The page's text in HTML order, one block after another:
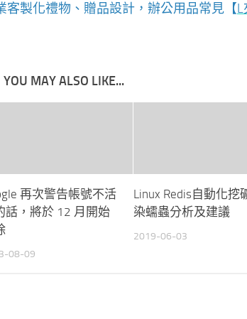
客製化禮物、贈品設計，辦公用品常見【L
YOU MAY ALSO LIKE...
再次警告帳號不活
話，將於 12 月開始
08-09
Linux Redis自動化挖
染蠕蟲分析及建議
2019-06-03